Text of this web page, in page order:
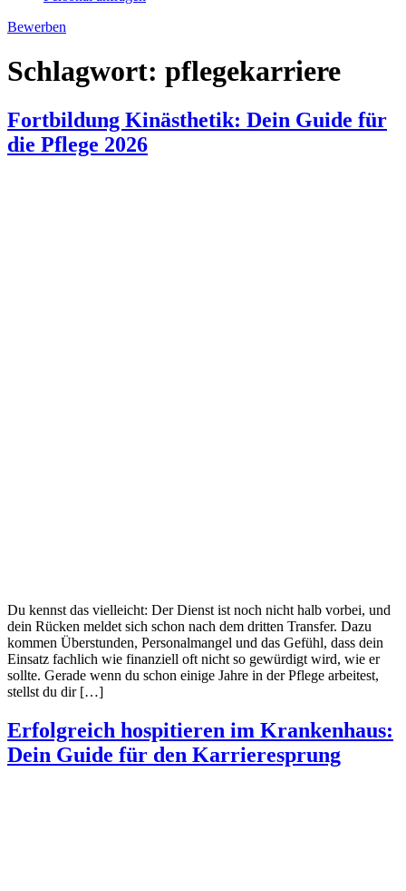
Bewerben
Schlagwort: pflegekarriere
Fortbildung Kinästhetik: Dein Guide für
die Pflege 2026
Du kennst das vielleicht: Der Dienst ist noch nicht halb vorbei, und
dein Rücken meldet sich schon nach dem dritten Transfer. Dazu
kommen Überstunden, Personalmangel und das Gefühl, dass dein
Einsatz fachlich wie finanziell oft nicht so gewürdigt wird, wie er
sollte. Gerade wenn du schon einige Jahre in der Pflege arbeitest,
stellst du dir […]
Erfolgreich hospitieren im Krankenhaus:
Dein Guide für den Karrieresprung